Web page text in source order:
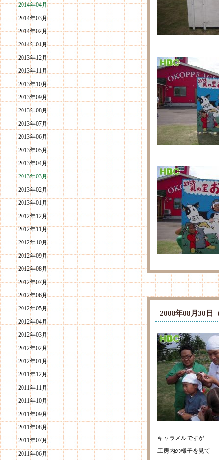
2014年04月
2014年03月
2014年02月
2014年01月
2013年12月
2013年11月
2013年10月
2013年09月
2013年08月
2013年07月
2013年06月
2013年05月
2013年04月
2013年03月
2013年02月
2013年01月
2012年12月
2012年11月
2012年10月
2012年09月
2012年08月
2012年07月
2012年06月
2012年05月
2012年04月
2012年03月
2012年02月
2012年01月
2011年12月
2011年11月
2011年10月
2011年09月
2011年08月
2011年07月
2011年06月
2008年08月30
キャラメルですが
工房内の様子を見て